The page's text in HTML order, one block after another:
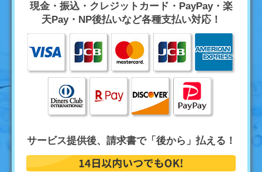
現金・振込・クレジットカード・PayPay・楽
天Pay・NP後払いなど各種支払い対応！
サービス提供後、請求書で「後から」払える！